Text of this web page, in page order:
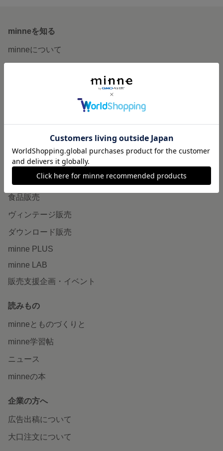
minneを知る
minneについて
作品販売について
minneで売りたい
食品販売
ヴィンテージ販売
ダウンロード販売
minne PLUS
minne LAB
販売支援企画・イベント
読みもの
minneとものづくりと
minne学習帖
ニュース
minneの本
企業の方へ
広告出稿について
大口注文について